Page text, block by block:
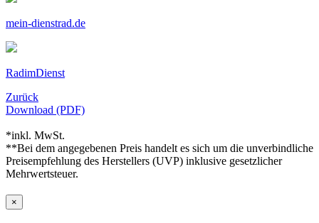
mein-dienstrad.de
RadimDienst
Zurück
Download (PDF)
*inkl. MwSt.
**Bei dem angegebenen Preis handelt es sich um die unverbindliche
Preisempfehlung des Herstellers (UVP) inklusive gesetzlicher
Mehrwertsteuer.
×